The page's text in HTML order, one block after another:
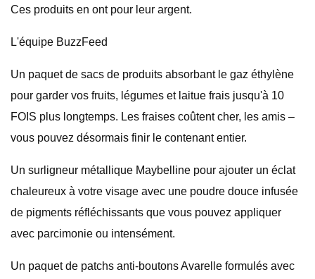
Ces produits en ont pour leur argent.
L'équipe BuzzFeed
Un paquet de sacs de produits absorbant le gaz éthylène
pour garder vos fruits, légumes et laitue frais jusqu'à 10
FOIS plus longtemps. Les fraises coûtent cher, les amis –
vous pouvez désormais finir le contenant entier.
Un surligneur métallique Maybelline pour ajouter un éclat
chaleureux à votre visage avec une poudre douce infusée
de pigments réfléchissants que vous pouvez appliquer
avec parcimonie ou intensément.
Un paquet de patchs anti-boutons Avarelle formulés avec